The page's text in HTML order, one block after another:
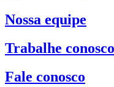
Nossa equipe
Trabalhe conosco
Fale conosco